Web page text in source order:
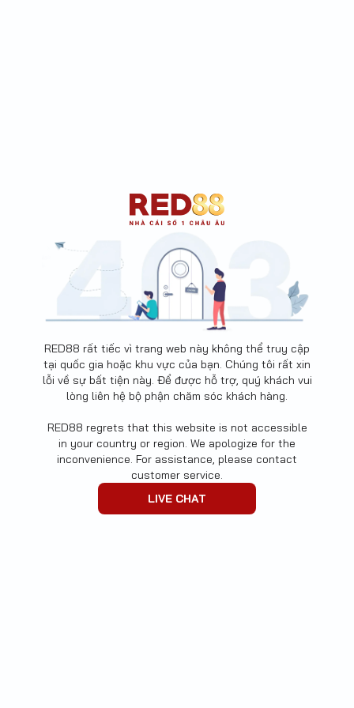
RED88 rất tiếc vì trang web này không thể truy cập
tại quốc gia hoặc khu vực của bạn. Chúng tôi rất xin
lỗi về sự bất tiện này. Để được hỗ trợ, quý khách vui
lòng liên hệ bộ phận chăm sóc khách hàng.
RED88 regrets that this website is not accessible
in your country or region. We apologize for the
inconvenience. For assistance, please contact
customer service.
LIVE CHAT